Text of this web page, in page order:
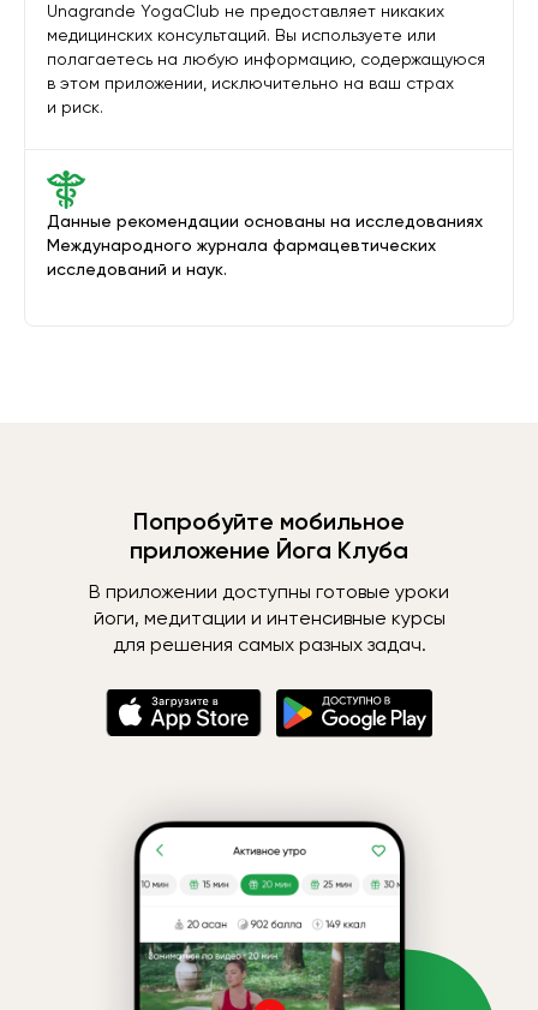
Данные рекомендации основаны на исследованиях
Международного журнала фармацевтических
исследований и наук.
Unagrande YogaClub не предоставляет никаких
медицинских консультаций. Вы используете или
полагаетесь на любую информацию, содержащуюся
в этом приложении, исключительно на ваш страх
и риск.
Попробуйте мобильное
приложение Йога Клуба
В приложении доступны готовые уроки
йоги, медитации и интенсивные курсы
для решения самых разных задач.